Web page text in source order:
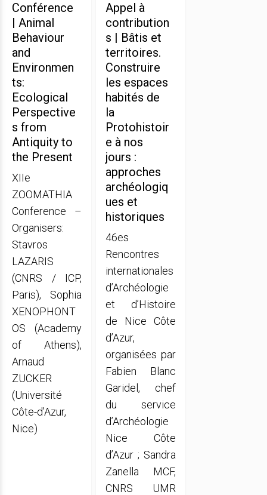
Conférence
| Animal
Behaviour
and
Environmen
ts:
Ecological
Perspective
s from
Antiquity to
the Present
XIIe
ZOOMATHIA
Conference –
Organisers:
Stavros
LAZARIS
(CNRS / ICP,
Paris), Sophia
XENOPHONT
OS (Academy
of Athens),
Arnaud
ZUCKER
(Université
Côte-d’Azur,
Nice)
Appel à
contribution
s | Bâtis et
territoires.
Construire
les espaces
habités de
la
Protohistoir
e à nos
jours :
approches
archéologiq
ues et
historiques
46es
Rencontres
internationales
d’Archéologie
et d’Histoire
de Nice Côte
d’Azur,
organisées par
Fabien Blanc
Garidel, chef
du service
d’Archéologie
Nice Côte
d’Azur ; Sandra
Zanella MCF,
CNRS UMR